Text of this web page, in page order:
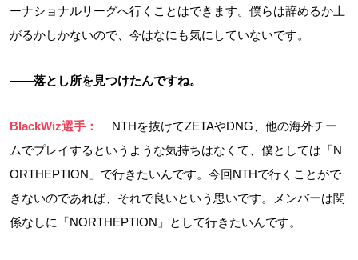
ーナショナルリーグへ行くことはできます。僕らは辞めるか上
がるかしかないので、今はなにも気にしていないです。
――落とし所を見つけたんですね。
BlackWiz選手：
NTHを抜けてZETAやDNG、他の海外チー
ムでプレイするというような気持ちはなくて、僕としては「N
ORTHEPTION」で行きたいんです。今回NTHで行くことがで
きないのであれば、それで良いという思いです。メンバーは関
係なしに「NORTHEPTION」として行きたいんです。